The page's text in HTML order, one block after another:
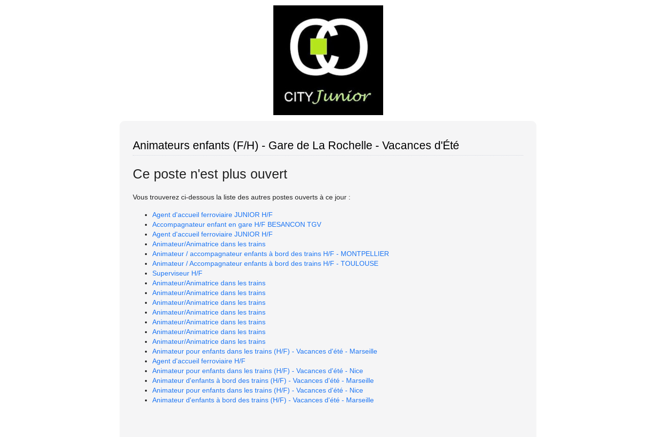
Animateurs enfants (F/H) - Gare de La Rochelle - Vacances d'Été
Ce poste n'est plus ouvert
Vous trouverez ci-dessous la liste des autres postes ouverts à ce jour :
Agent d'accueil ferroviaire JUNIOR H/F
Accompagnateur enfant en gare H/F BESANCON TGV
Agent d'accueil ferroviaire JUNIOR H/F
Animateur/Animatrice dans les trains
Animateur / accompagnateur enfants à bord des trains H/F - MONTPELLIER
Animateur / Accompagnateur enfants à bord des trains H/F - TOULOUSE
Superviseur H/F
Animateur/Animatrice dans les trains
Animateur/Animatrice dans les trains
Animateur/Animatrice dans les trains
Animateur/Animatrice dans les trains
Animateur/Animatrice dans les trains
Animateur/Animatrice dans les trains
Animateur/Animatrice dans les trains
Animateur pour enfants dans les trains (H/F) - Vacances d'été - Marseille
Agent d'accueil ferroviaire H/F
Animateur pour enfants dans les trains (H/F) - Vacances d'été - Nice
Animateur d'enfants à bord des trains (H/F) - Vacances d'été - Marseille
Animateur pour enfants dans les trains (H/F) - Vacances d'été - Nice
Animateur d'enfants à bord des trains (H/F) - Vacances d'été - Marseille